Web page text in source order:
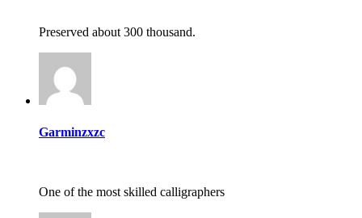
Preserved about 300 thousand.
Garminzxzc
One of the most skilled calligraphers